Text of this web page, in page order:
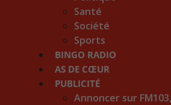
Santé
Société
Sports
BINGO RADIO
AS DE CŒUR
PUBLICITÉ
Annoncer sur